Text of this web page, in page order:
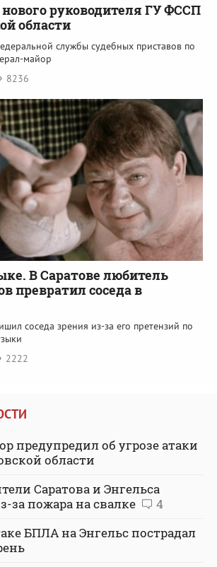
руководителя ГУ ФССП
области
службы судебных приставов по
майор
8236
В Саратове любитель
превратил соседа в
соседа зрения из-за его претензий по
2222
предупредил об угрозе атаки
области
Саратова и Энгельса
за пожара на свалке
4
БПЛА на Энгельс пострадал